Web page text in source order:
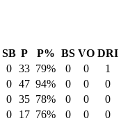
SB P P% BS VO DRI
0 33 79% 0 0
1
0 47 94% 0 0
0
0 35 78% 0 0
0
0 17 76% 0 0
0